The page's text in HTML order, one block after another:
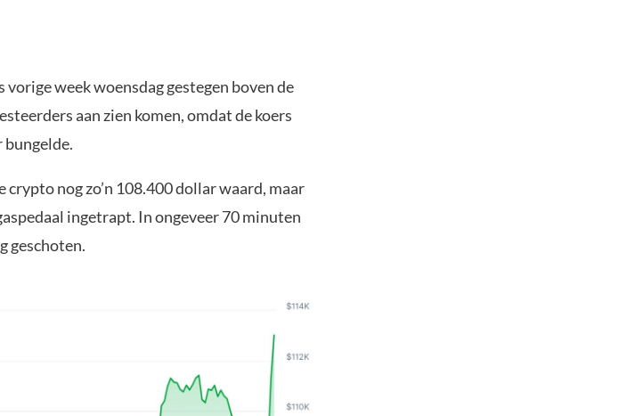
week woensdag gestegen boven de
aan zien komen, omdat de koers
bungelde.
crypto nog zo’n 108.400 dollar waard, maar
ingetrapt. In ongeveer 70 minuten
geschoten.